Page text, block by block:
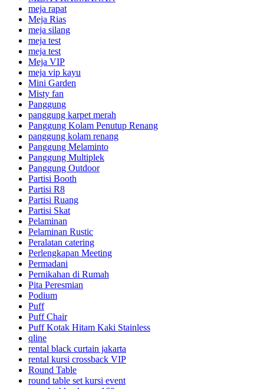
meja rapat
Meja Rias
meja silang
meja test
meja test
Meja VIP
meja vip kayu
Mini Garden
Misty fan
Panggung
panggung karpet merah
Panggung Kolam Penutup Renang
panggung kolam renang
Panggung Melaminto
Panggung Multiplek
Panggung Outdoor
Partisi Booth
Partisi R8
Partisi Ruang
Partisi Skat
Pelaminan
Pelaminan Rustic
Peralatan catering
Perlengkapan Meeting
Permadani
Pernikahan di Rumah
Pita Peresmian
Podium
Puff
Puff Chair
Puff Kotak Hitam Kaki Stainless
qline
rental black curtain jakarta
rental kursi crossback VIP
Round Table
round table set kursi event